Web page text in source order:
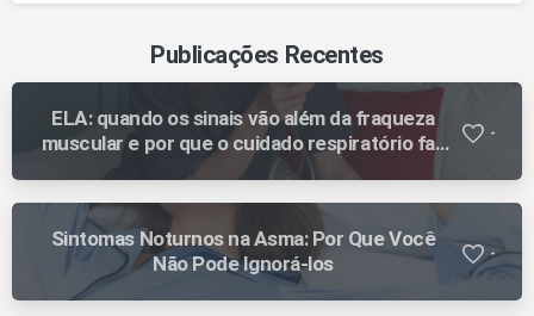
Publicações Recentes
ELA: quando os sinais vão além da fraqueza
muscular e por que o cuidado respiratório faz
diferença ao longo da evolução
-
Sintomas Noturnos na Asma: Por Que Você
Não Pode Ignorá-los
-